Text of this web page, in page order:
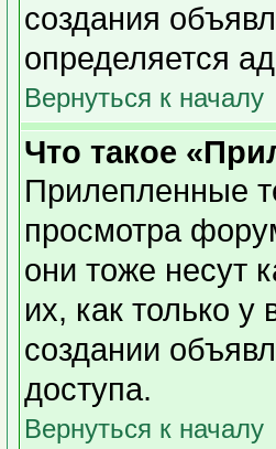
создания
определяется
Вернуться к началу
Что такое
Прилепленные
просмотра
они тоже несут
их, как только
создании
доступа.
Вернуться к началу